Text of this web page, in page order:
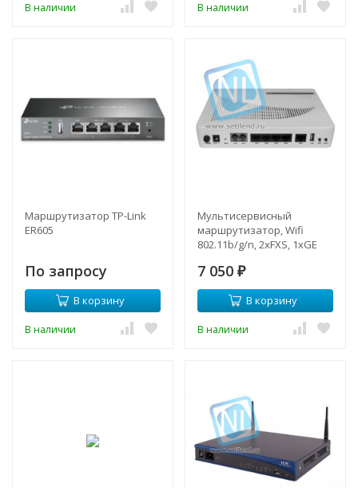
В наличии В наличии
Маршрутизатор ТР-Link
ER605
По запросу
В корзину
В наличии
Мультисервисный
маршрутизатор, Wifi
802.11b/g/n, 2xFXS, 1xGE
WAN (100/1000Base-
TX/SFP), 1xUSB, 3G
7 050 ₽
В корзину
В наличии